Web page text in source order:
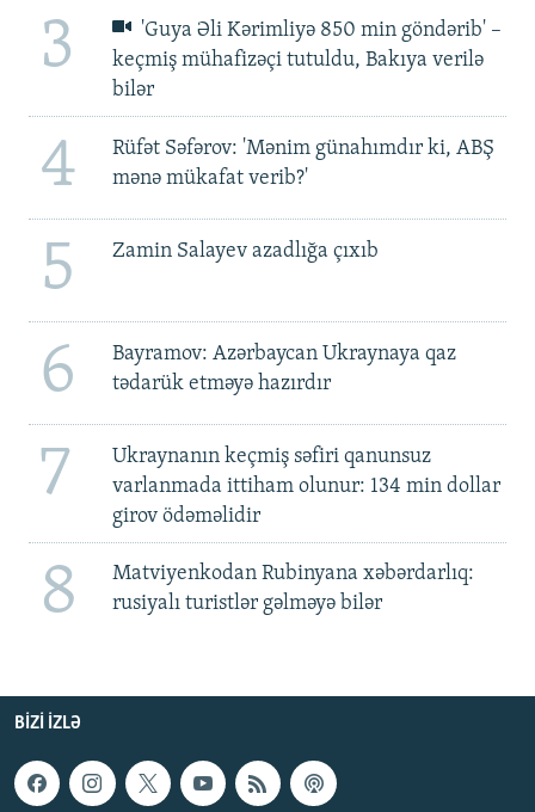
3
'Guya Əli Kərimliyə 850 min göndərib' –
keçmiş mühafizəçi tutuldu, Bakıya verilə
bilər
4
Rüfət Səfərov: 'Mənim günahımdır ki, ABŞ
mənə mükafat verib?'
5 Zamin Salayev azadlığa çıxıb
6
Bayramov: Azərbaycan Ukraynaya qaz
tədarük etməyə hazırdır
7
Ukraynanın keçmiş səfiri qanunsuz
varlanmada ittiham olunur: 134 min dollar
girov ödəməlidir
8
Matviyenkodan Rubinyana xəbərdarlıq:
rusiyalı turistlər gəlməyə bilər
BIZI IZLƏ